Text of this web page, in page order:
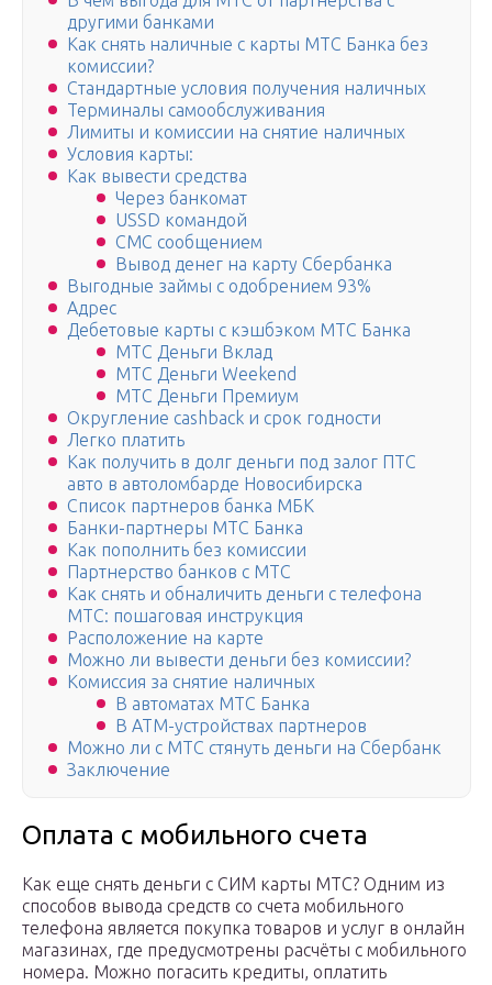
другими банками
Как снять наличные с карты МТС Банка без
комиссии?
Стандартные условия получения наличных
Терминалы самообслуживания
Лимиты и комиссии на снятие наличных
Условия карты:
Как вывести средства
Через банкомат
USSD командой
СМС сообщением
Вывод денег на карту Сбербанка
Выгодные займы с одобрением 93%
Адрес
Дебетовые карты с кэшбэком МТС Банка
МТС Деньги Вклад
МТС Деньги Weekend
МТС Деньги Премиум
Округление cashback и срок годности
Легко платить
Как получить в долг деньги под залог ПТС
авто в автоломбарде Новосибирска
Список партнеров банка МБК
Банки-партнеры МТС Банка
Как пополнить без комиссии
Партнерство банков с МТС
Как снять и обналичить деньги с телефона
МТС: пошаговая инструкция
Расположение на карте
Можно ли вывести деньги без комиссии?
Комиссия за снятие наличных
В автоматах МТС Банка
В АТМ-устройствах партнеров
Можно ли с МТС стянуть деньги на Сбербанк
Заключение
Оплата с мобильного счета
Как еще снять деньги с СИМ карты МТС? Одним из
способов вывода средств со счета мобильного
телефона является покупка товаров и услуг в онлайн
магазинах, где предусмотрены расчёты с мобильного
номера. Можно погасить кредиты, оплатить